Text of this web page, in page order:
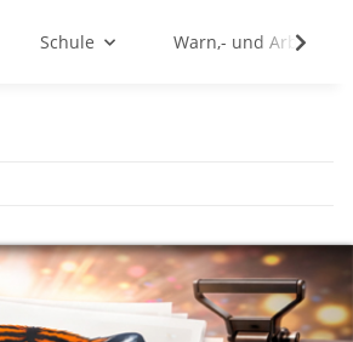
Schule Warn,- und